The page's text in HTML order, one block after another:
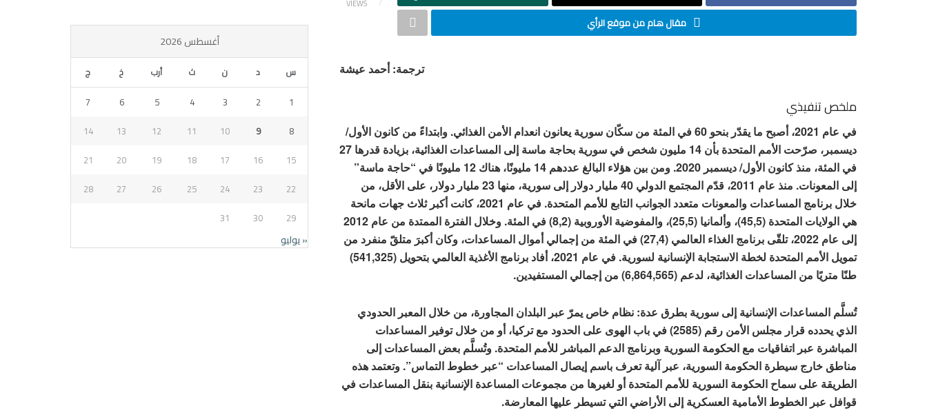
VIEWS
مقال هام من موقع الرأي
ترجمة: أحمد عيشة
ملخص تنفيذي
في عام 2021، أصبح ما يقدّر بنحو 60 في المئة من سكّان سورية يعانون انعدام الأمن الغذائي. وابتداءً من كانون الأول/
ديسمبر، صرّحت الأمم المتحدة بأن 14 مليون شخص في سورية بحاجة ماسة إلى المساعدات الغذائية، بزيادة قدرها 27
في المئة، منذ كانون الأول/ ديسمبر 2020. ومن بين هؤلاء البالغ عددهم 14 مليونًا، هناك 12 مليونًا في “حاجة ماسة”
إلى المعونات. منذ عام 2011، قدّم المجتمع الدولي 40 مليار دولار إلى سورية، منها 23 مليار دولار، على الأقل، من
خلال برنامج المساعدات والمعونات متعدد الجوانب التابع للأمم المتحدة. في عام 2021، كانت أكبر ثلاث جهات مانحة
هي الولايات المتحدة (45,5)، وألمانيا (25,5)، والمفوضية الأوروبية (8,2) في المئة. وخلال الفترة الممتدة من عام 2012
إلى عام 2022، تلقّى برنامج الغذاء العالمي (27,4) في المئة من إجمالي أموال المساعدات، وكان أكبرَ متلقّ منفرد من
تمويل الأمم المتحدة لخطة الاستجابة الإنسانية لسورية. في عام 2021، أفاد برنامج الأغذية العالمي بتحويل (541,325)
طنًا متريًا من المساعدات الغذائية، لدعم (6,864,565) من إجمالي المستفيدين.
تُسلَّم المساعدات الإنسانية إلى سورية بطرق عدة: نظام خاص يمرّ عبر البلدان المجاورة، من خلال المعبر الحدودي
الذي يحدده قرار مجلس الأمن رقم (2585) في باب الهوى على الحدود مع تركيا، أو من خلال توفير المساعدات
المباشرة عبر اتفاقيات مع الحكومة السورية وبرنامج الدعم المباشر للأمم المتحدة. وتُسلَّم بعض المساعدات إلى
مناطق خارج سيطرة الحكومة السورية، عبر آلية تعرف باسم إيصال المساعدات “عبر خطوط التماس”. وتعتمد هذه
الطريقة على سماح الحكومة السورية للأمم المتحدة أو لغيرها من مجموعات المساعدة الإنسانية بنقل المساعدات في
قوافل عبر الخطوط الأمامية العسكرية إلى الأراضي التي تسيطر عليها المعارضة.
أغسطس 2026
س د ن ث أرب خ ج
1
2
3
4
5
6
7
8
9
10
11
12
13
14
15
16
17
18
19
20
21
22
23
24
25
26
27
28
29
30
31
« يوليو